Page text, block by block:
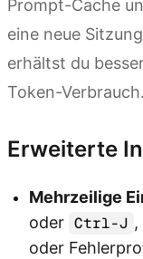
Prompt-Cache
eine neue
erhältst du
Token-Verbrauch.
Erweiterte
Mehrzeilige
oder Ctrl-J ,
oder